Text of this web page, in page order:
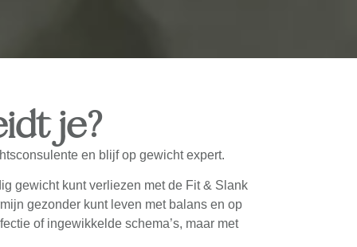
je?
en blijf op gewicht expert.
gewicht kunt verliezen met de Fit & Slank
gezonder kunt leven met balans en op
of ingewikkelde schema’s, maar met